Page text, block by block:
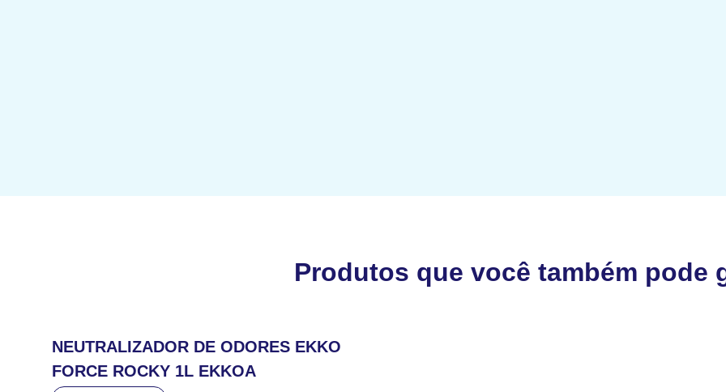
Produtos que você também pode
NEUTRALIZADOR DE ODORES EKKO
FORCE ROCKY 1L EKKOA